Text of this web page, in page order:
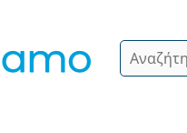
Αναζήτηση